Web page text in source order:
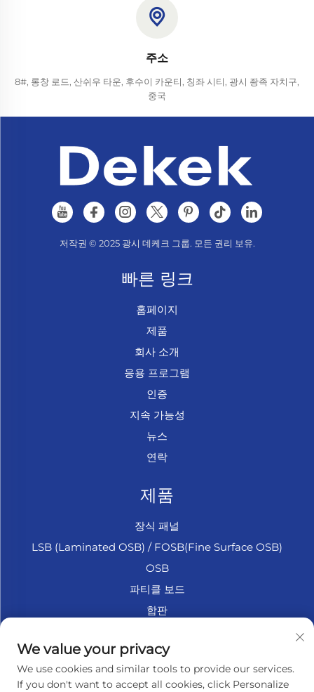
주소
8#, 롱창 로드, 산쉬우 타운, 후수이 카운티, 칭좌 시티, 광시 좡족 자치구,
중국
저작권 © 2025 광시 데케크 그룹. 모든 권리 보유.
빠른 링크
홈페이지
제품
회사 소개
응용 프로그램
인증
지속 가능성
뉴스
연락
제품
장식 패널
LSB (Laminated OSB) / FOSB(Fine Surface OSB)
OSB
파티클 보드
합판
섬유판
액세서리
We value your privacy
We use cookies and similar tools to provide our services.
If you don't want to accept all cookies, click Personalize